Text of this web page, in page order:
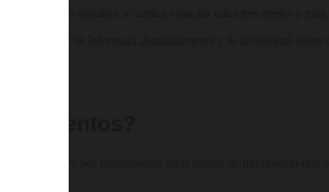
que le informará detalladamente y le aconsejará sobre el
diferente y por consiguiente unas pautas de tratamiento que se